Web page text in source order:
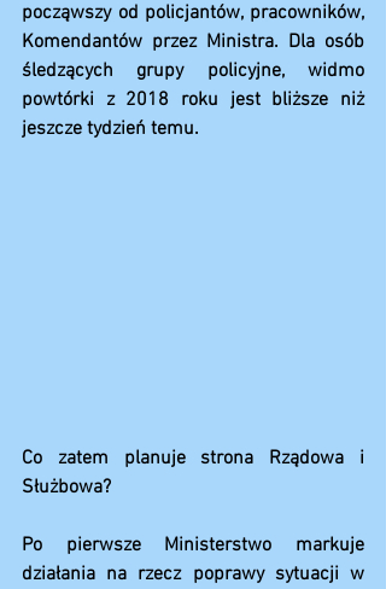
począwszy od policjantów, pracowników,
Komendantów przez Ministra. Dla osób
śledzących grupy policyjne, widmo
powtórki z 2018 roku jest bliższe niż
jeszcze tydzień temu.
Co zatem planuje strona Rządowa i
Służbowa?
Po pierwsze Ministerstwo markuje
działania na rzecz poprawy sytuacji w